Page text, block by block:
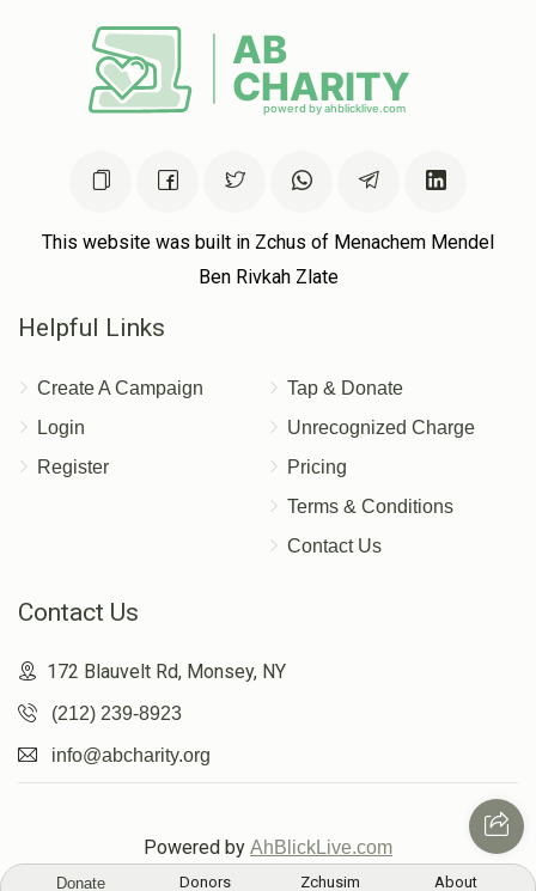
This website was built in Zchus of Menachem Mendel
Ben Rivkah Zlate
Helpful Links
Create A Campaign
Login
Register
Tap & Donate
Unrecognized Charge
Pricing
Terms & Conditions
Contact Us
Contact Us
172 Blauvelt Rd, Monsey, NY
(212) 239-8923
info@abcharity.org
Powered by AhBlickLive.com
Donate Donors Zchusim About